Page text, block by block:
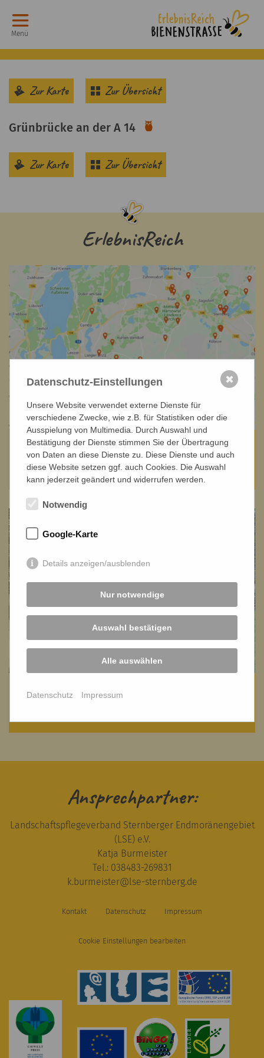
Menü
Zur Karte Zur Übersicht
Grünbrücke an der A 14
Zur Karte Zur Übersicht
ErlebnisReich
Interaktive Karte
Das ErlebnisReich im Überblick
Unsere Touren
Ansprechpartner:
Landschaftspflegeverband Sternberger Endmoränengebiet
(LSE) e.V.
Katja Burmeister
Tel.: 038483-269831
k.burmeister@lse-sternberg.de
Kontakt Datenschutz Impressum
Cookie Einstellungen bearbeiten
Datenschutz-Einstellungen
Unsere Website verwendet externe Dienste für
verschiedene Zwecke, wie z.B. für Statistiken oder die
Ausspielung von Multimedia. Durch Auswahl und
Bestätigung der Dienste stimmen Sie der Übertragung
von Daten an diese Dienste zu. Diese Dienste und auch
diese Website setzen ggf. auch Cookies. Die Auswahl
kann jederzeit geändert und widerrufen werden.
Notwendig
Google-Karte
Details anzeigen/ausblenden
Nur notwendige
Auswahl bestätigen
Alle auswählen
Datenschutz Impressum
✖